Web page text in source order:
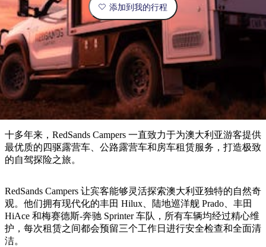
地
内
陆
和
户
外
地
区
探
索
活
动
者
类
型
精
选
榜
单
规
划
您
的
旅
预
订
实
用
信
息
划
工
具
添加到我的行程
十多年来，RedSands Campers 一直致力于为澳大利亚游客提供
最优质的四驱露营车、公路露营车和房车租赁服务，打造极致
的自驾探险之旅。
RedSands Campers 让宾客能够灵活探索澳大利亚独特的自然奇
观。他们拥有现代化的丰田 Hilux、陆地巡洋舰 Prado、丰田
HiAce 和梅赛德斯-奔驰 Sprinter 车队，所有车辆均经过精心维
护，每次租赁之间都会预留三个工作日进行安全检查和全面清
洁。